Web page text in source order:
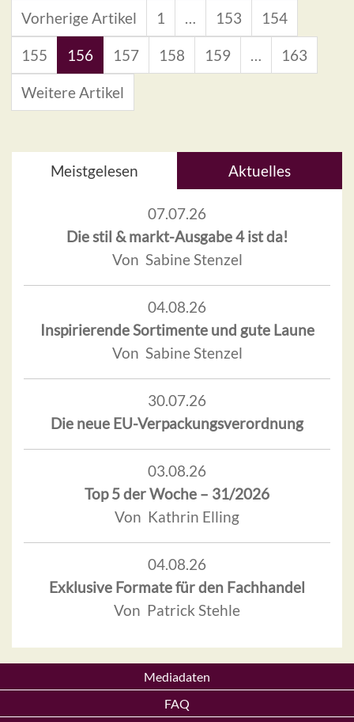
Vorherige Artikel 1 … 153 154
155 156 157 158 159 … 163
Weitere Artikel
Meistgelesen Aktuelles
07.07.26
Die stil & markt-Ausgabe 4 ist da!
Von Sabine Stenzel
04.08.26
Inspirierende Sortimente und gute Laune
Von Sabine Stenzel
30.07.26
Die neue EU-Verpackungsverordnung
03.08.26
Top 5 der Woche – 31/2026
Von Kathrin Elling
04.08.26
Exklusive Formate für den Fachhandel
Von Patrick Stehle
Mediadaten
FAQ